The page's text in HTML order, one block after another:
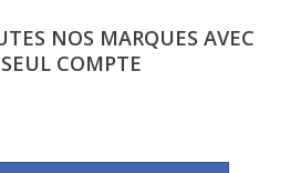
NOS MARQUES AVEC
COMPTE